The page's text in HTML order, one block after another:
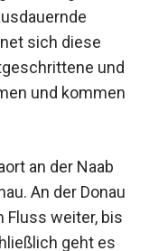
sich diese
und
und kommen
an der Naab
An der Donau
Fluss weiter, bis
geht es